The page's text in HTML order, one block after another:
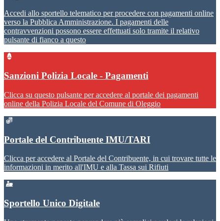
Accedi allo sportello telematico per procedere con pagamenti online
verso la Pubblica Amministrazione. I pagamenti delle
contravvenzioni possono essere effettuati solo tramite il relativo
pulsante di fianco a questo
Sanzioni Polizia Locale - Pagamenti
Clicca su questo pulsante per accedere al portale dei pagamenti
online della Polizia Locale del Comune di Oleggio
Portale del Contribuente IMU/TARI
Clicca per accedere al Portale del Contribuente, in cui trovare tutte le
informazioni in merito all'IMU e alla Tassa sui Rifiuti
Sportello Unico Digitale